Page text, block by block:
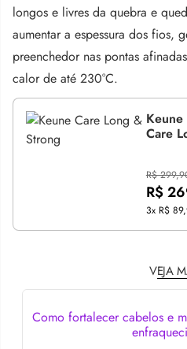
longos e livres da quebra e
aumentar a espessura dos fios,
preenchedor nas pontas
calor de até 230°C.
Keune
Care
R$
R$
3x R$
VEJA
Como fortalecer cabelos e